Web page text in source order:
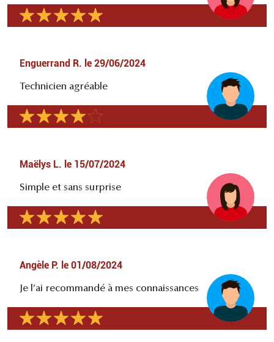
Enguerrand R. le 29/06/2024
Technicien agréable
Maëlys L. le 15/07/2024
Simple et sans surprise
Angèle P. le 01/08/2024
Je l’ai recommandé à mes connaissances